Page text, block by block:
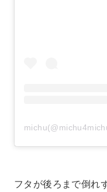
フタが後ろまで倒れ